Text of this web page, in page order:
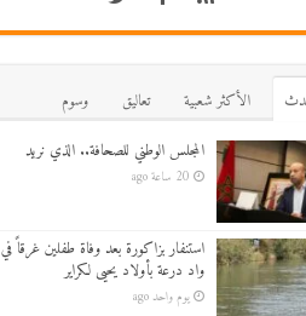
اﻷكثر شعبية تعاليق
وسوم
المجلس الوطني للصحافة.. الذي نريد
20 ساعة ago
استنفار بزاكورة بعد وفاة طفلين غرقاً في
واد درعة بأولاد يحيى لكراير
يوم واحد ago